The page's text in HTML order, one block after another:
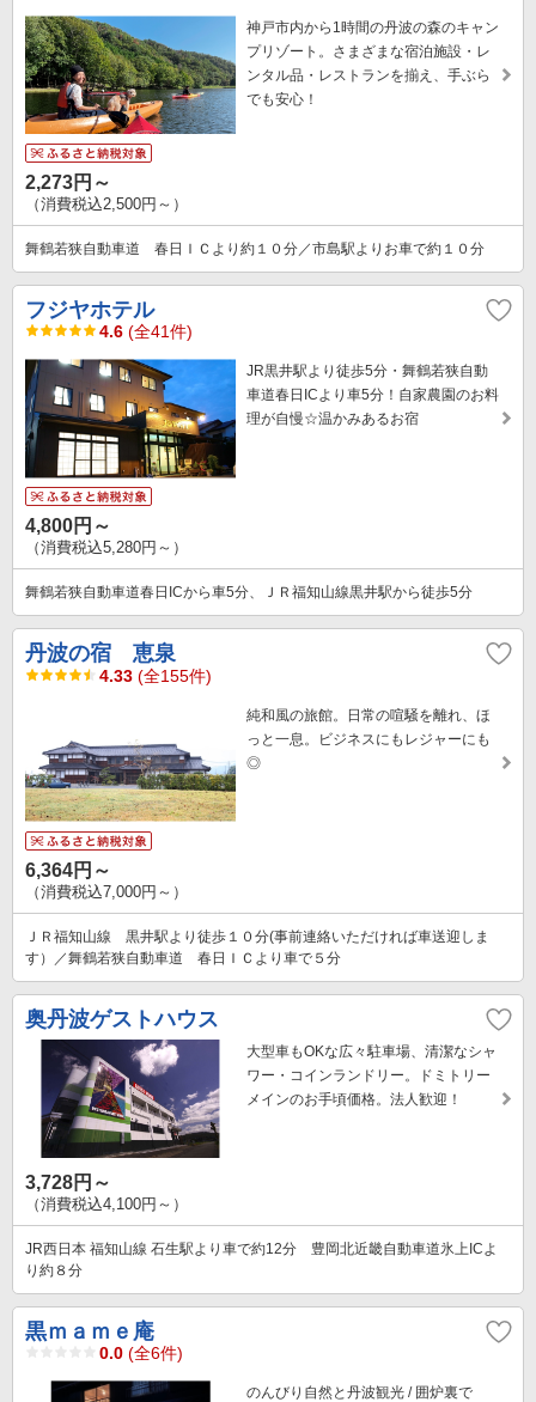
神戸市内から1時間の丹波の森のキャン
プリゾート。さまざまな宿泊施設・レ
ンタル品・レストランを揃え、手ぶら
でも安心！
2,273円～
（消費税込2,500円～）
舞鶴若狭自動車道 春日ＩＣより約１０分／市島駅よりお車で約１０分
フジヤホテル
4.6 (全41件)
JR黒井駅より徒歩5分・舞鶴若狭自動
車道春日ICより車5分！自家農園のお料
理が自慢☆温かみあるお宿
4,800円～
（消費税込5,280円～）
舞鶴若狭自動車道春日ICから車5分、ＪＲ福知山線黒井駅から徒歩5分
丹波の宿 恵泉
4.33 (全155件)
純和風の旅館。日常の喧騒を離れ、ほ
っと一息。ビジネスにもレジャーにも
◎
6,364円～
（消費税込7,000円～）
ＪＲ福知山線 黒井駅より徒歩１０分(事前連絡いただければ車送迎しま
す）／舞鶴若狭自動車道 春日ＩＣより車で５分
奥丹波ゲストハウス
大型車もOKな広々駐車場、清潔なシャ
ワー・コインランドリー。ドミトリー
メインのお手頃価格。法人歓迎！
3,728円～
（消費税込4,100円～）
JR西日本 福知山線 石生駅より車で約12分 豊岡北近畿自動車道氷上ICよ
り約８分
黒ｍａｍｅ庵
0.0 (全6件)
のんびり自然と丹波観光 / 囲炉裏で